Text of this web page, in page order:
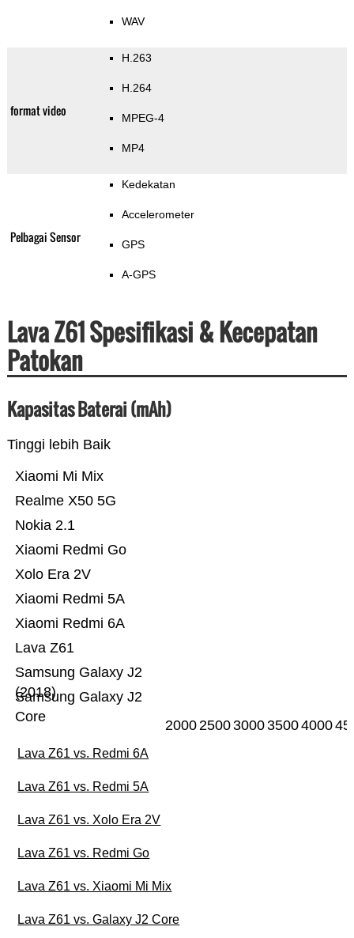
WAV
format video
H.263
H.264
MPEG-4
MP4
Pelbagai Sensor
Kedekatan
Accelerometer
GPS
A-GPS
Lava Z61 Spesifikasi & Kecepatan
Patokan
Kapasitas Baterai (mAh)
Tinggi lebih Baik
Samsung Galaxy J2
Core
Samsung Galaxy J2
(2018)
Lava Z61
Xiaomi Redmi 6A
Xiaomi Redmi 5A
Xolo Era 2V
Xiaomi Redmi Go
Nokia 2.1
Realme X50 5G
Xiaomi Mi Mix
20002500300035004000
Lava Z61 vs. Redmi 6A
Lava Z61 vs. Redmi 5A
Lava Z61 vs. Xolo Era 2V
Lava Z61 vs. Redmi Go
Lava Z61 vs. Xiaomi Mi Mix
Lava Z61 vs. Galaxy J2 Core